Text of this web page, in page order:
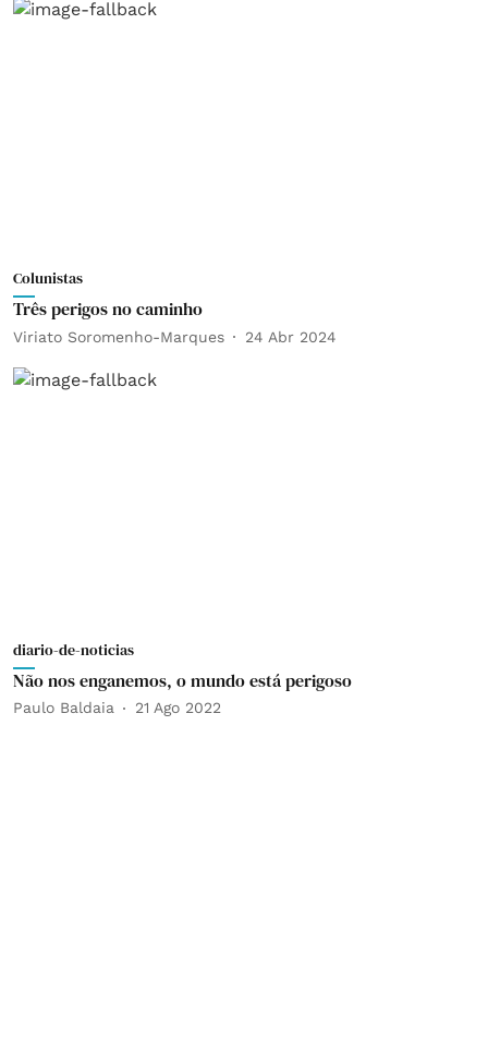
Colunistas
Três perigos no caminho
Viriato Soromenho-Marques 24 Abr 2024
diario-de-noticias
Não nos enganemos, o mundo está perigoso
Paulo Baldaia 21 Ago 2022